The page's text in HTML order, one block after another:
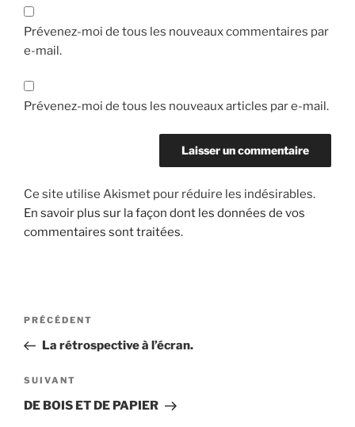
Prévenez-moi de tous les nouveaux commentaires par
e-mail.
Prévenez-moi de tous les nouveaux articles par e-mail.
Ce site utilise Akismet pour réduire les indésirables.
En savoir plus sur la façon dont les données de vos
commentaires sont traitées.
Navigation
l’article
Article
précédent
PRÉCÉDENT
La rétrospective à l’écran.
Article
suivant
SUIVANT
DE BOIS ET DE PAPIER